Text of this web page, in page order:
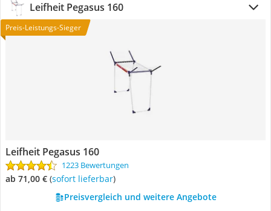
Leifheit Pegasus 160
Preis-Leistungs-Sieger
Leifheit Pegasus 160
1223 Bewertungen
ab 71,00 € ( Sofort lieferbar)
Preisvergleich und weitere Angebote